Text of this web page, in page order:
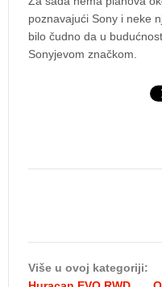
poznavajući Sony i neke
bilo čudno da u
Sonyjevom značkom.
Više u ovoj kategoriji: